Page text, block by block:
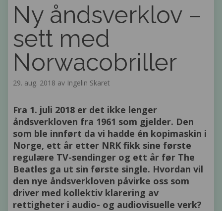
Ny åndsverklov –
sett med
Norwacobriller
29. aug. 2018 av Ingelin Skaret
Fra 1. juli 2018 er det ikke lenger
åndsverkloven fra 1961 som gjelder. Den
som ble innført da vi hadde én kopimaskin i
Norge, ett år etter NRK fikk sine første
regulære TV-sendinger og ett år før The
Beatles ga ut sin første single. Hvordan vil
den nye åndsverkloven påvirke oss som
driver med kollektiv klarering av
rettigheter i audio- og audiovisuelle verk?